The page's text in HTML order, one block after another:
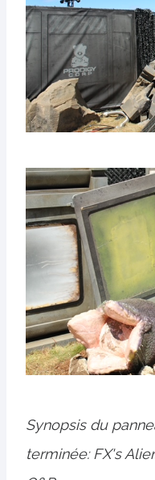
Synopsis du
terminée: FX's